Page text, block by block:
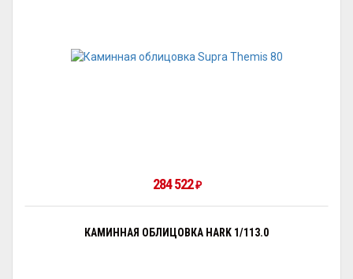
284 522 ₽
КАМИННАЯ ОБЛИЦОВКА HARK 1/113.0